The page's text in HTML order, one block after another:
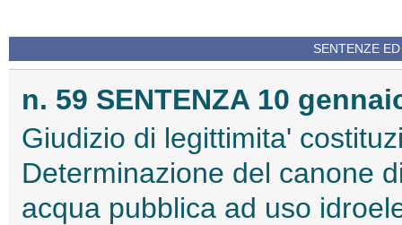
SENTENZE
n. 59 SENTENZA 10
Giudizio di legittimita'
Determinazione del canone
acqua pubblica ad uso